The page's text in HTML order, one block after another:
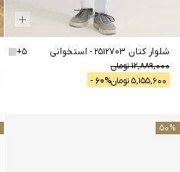
شلوار کتان 2512703 - استخوانی
12,889,000تومان
5,155,600 تومان 60% -
+5
50%